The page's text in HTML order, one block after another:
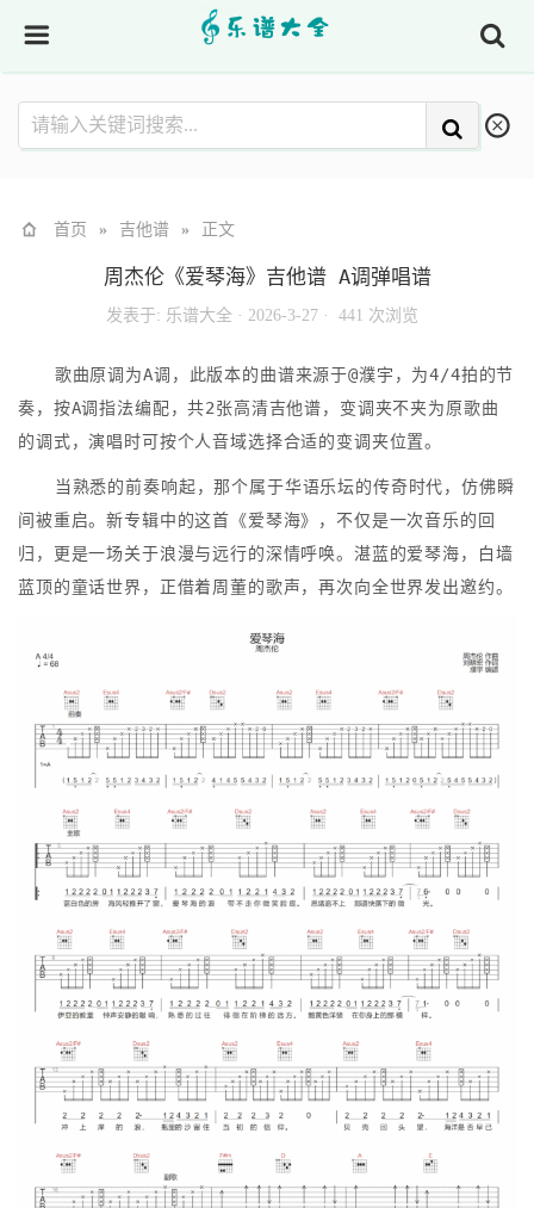
首页 » 吉他谱 » 正文
周杰伦《爱琴海》吉他谱 A调弹唱谱
发表于: 乐谱大全 · 2026-3-27 · 441 次浏览
歌曲原调为A调，此版本的曲谱来源于@濮宇，为4/4拍的节
奏，按A调指法编配，共2张高清吉他谱，变调夹不夹为原歌曲
的调式，演唱时可按个人音域选择合适的变调夹位置。
当熟悉的前奏响起，那个属于华语乐坛的传奇时代，仿佛瞬
间被重启。新专辑中的这首《爱琴海》，不仅是一次音乐的回
归，更是一场关于浪漫与远行的深情呼唤。湛蓝的爱琴海，白墙
蓝顶的童话世界，正借着周董的歌声，再次向全世界发出邀约。